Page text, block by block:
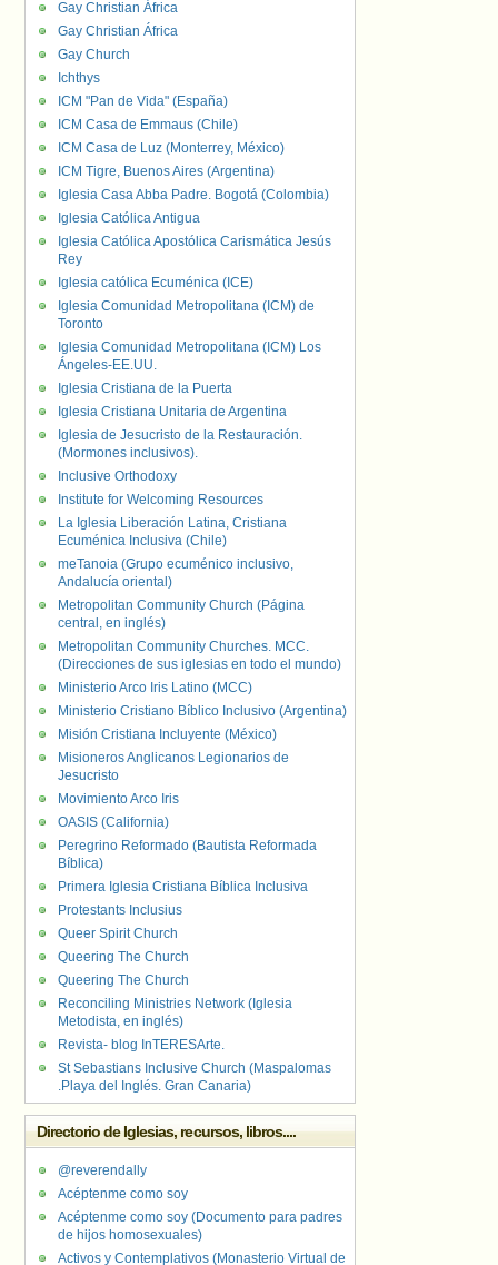
Gay Christian África
Gay Christian África
Gay Church
Ichthys
ICM "Pan de Vida" (España)
ICM Casa de Emmaus (Chile)
ICM Casa de Luz (Monterrey, México)
ICM Tigre, Buenos Aires (Argentina)
Iglesia Casa Abba Padre. Bogotá (Colombia)
Iglesia Católica Antigua
Iglesia Católica Apostólica Carismática Jesús
Rey
Iglesia católica Ecuménica (ICE)
Iglesia Comunidad Metropolitana (ICM) de
Toronto
Iglesia Comunidad Metropolitana (ICM) Los
Ángeles-EE.UU.
Iglesia Cristiana de la Puerta
Iglesia Cristiana Unitaria de Argentina
Iglesia de Jesucristo de la Restauración.
(Mormones inclusivos).
Inclusive Orthodoxy
Institute for Welcoming Resources
La Iglesia Liberación Latina, Cristiana
Ecuménica Inclusiva (Chile)
meTanoia (Grupo ecuménico inclusivo,
Andalucía oriental)
Metropolitan Community Church (Página
central, en inglés)
Metropolitan Community Churches. MCC.
(Direcciones de sus iglesias en todo el mundo)
Ministerio Arco Iris Latino (MCC)
Ministerio Cristiano Bíblico Inclusivo (Argentina)
Misión Cristiana Incluyente (México)
Misioneros Anglicanos Legionarios de
Jesucristo
Movimiento Arco Iris
OASIS (California)
Peregrino Reformado (Bautista Reformada
Bíblica)
Primera Iglesia Cristiana Bíblica Inclusiva
Protestants Inclusius
Queer Spirit Church
Queering The Church
Queering The Church
Reconciling Ministries Network (Iglesia
Metodista, en inglés)
Revista- blog InTERESArte.
St Sebastians Inclusive Church (Maspalomas
.Playa del Inglés. Gran Canaria)
Directorio de Iglesias, recursos, libros....
@reverendally
Acéptenme como soy
Acéptenme como soy (Documento para padres
de hijos homosexuales)
Activos y Contemplativos (Monasterio Virtual de